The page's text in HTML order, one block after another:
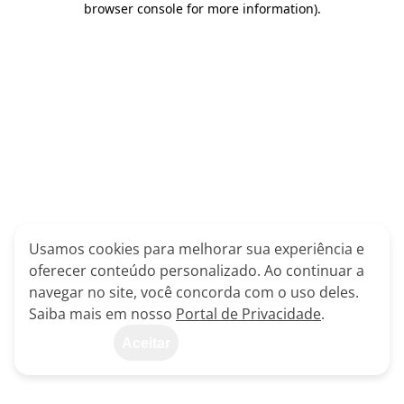
browser console for more information).
Usamos cookies para melhorar sua experiência e
oferecer conteúdo personalizado. Ao continuar a
navegar no site, você concorda com o uso deles.
Saiba mais em nosso Portal de Privacidade.